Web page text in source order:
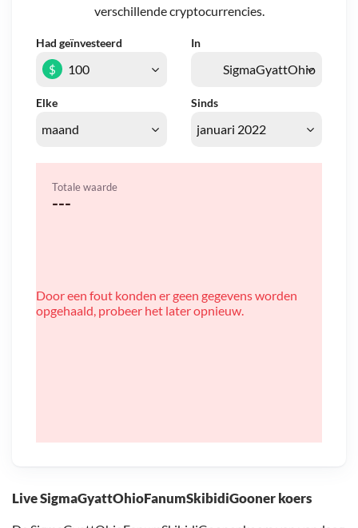
Live SigmaGyattOhioFanumSkibidiGooner koers
verschillende cryptocurrencies.
Had geïnvesteerd In
Elke Sinds
$
Totale waarde
---
Door een fout konden er geen gegevens worden
opgehaald, probeer het later opnieuw.